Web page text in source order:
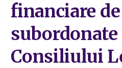
financiare
subordonate
Consiliului